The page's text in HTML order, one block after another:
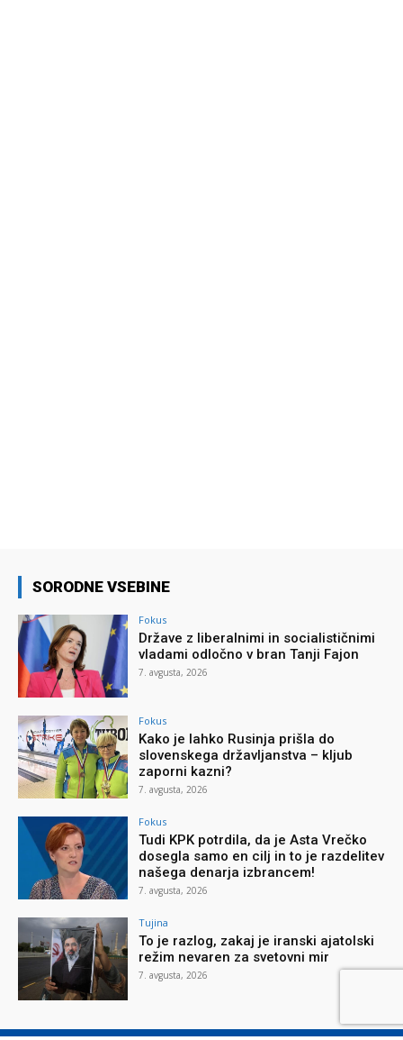
SORODNE VSEBINE
Fokus
Države z liberalnimi in socialističnimi
vladami odločno v bran Tanji Fajon
7. avgusta, 2026
Fokus
Kako je lahko Rusinja prišla do
slovenskega državljanstva – kljub
zaporni kazni?
7. avgusta, 2026
Fokus
Tudi KPK potrdila, da je Asta Vrečko
dosegla samo en cilj in to je razdelitev
našega denarja izbrancem!
7. avgusta, 2026
Tujina
To je razlog, zakaj je iranski ajatolski
režim nevaren za svetovni mir
7. avgusta, 2026